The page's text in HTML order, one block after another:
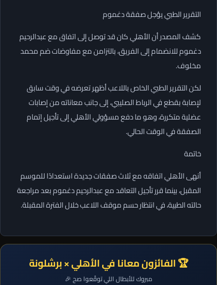
التقرير الطبي يؤجل صفقة دغموم
كشف المصدر أن الأهلي كان قد توصل إلى اتفاق مع عبدالرحيم
دغموم للانضمام إلى الفريق، بالتزامن مع مفاوضات ضم محمد
مخلوف.
لكن التقرير الطبي الخاص باللاعب أظهر تعرضه في وقت سابق
لإصابة بقطع في الرباط الصليبي، إلى جانب معاناته من إصابات
عضلية متكررة، وهو ما دفع مسؤولي الأهلي إلى تأجيل إتمام
الصفقة في الوقت الحالي.
خاتمة
أنهى الأهلي اتفاقه مع ثلاث صفقات جديدة استعدادًا للموسم
المقبل، بينما قرر تأجيل التعاقد مع عبدالرحيم دغموم بعد مراجعة
حالته الطبية، في انتظار حسم موقف اللاعب خلال الفترة المقبلة.
🏆 الفائزون معانا في الأهلي × برشلونة
مبروك للأبطال اللي توقّعوا صح 🎉